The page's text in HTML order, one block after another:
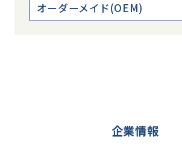
オーダーメイド(OEM)
企業情報